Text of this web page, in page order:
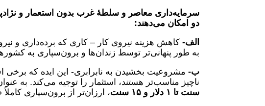
سرمایه‌داری معاصر و سلطۀ غرب بدون استعمار و
دو امکان می‌دهند:
الف- کاهش هزینه نیروی کار – کاری که برده‌داری و
به طور پنهانی‌تر توسط زندان‌ها و برون‌سپاری به
ب- مشروعیت بخشیدن به نابرابری- این ایده که
ناچیز مناسب‌تر هستند، استثمار را توجیه می‌کند. به
سنت تا ۱ دلار و۱۵ سنت
، ارزان‌تر از برون‌سپاری